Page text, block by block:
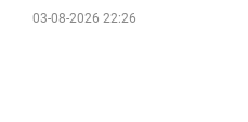
03-08-2026 22:26